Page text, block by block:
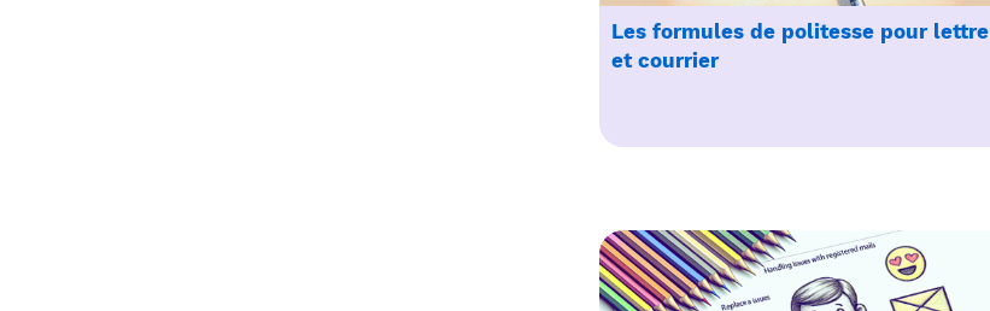
Les formules de politesse pour lettre
et courrier